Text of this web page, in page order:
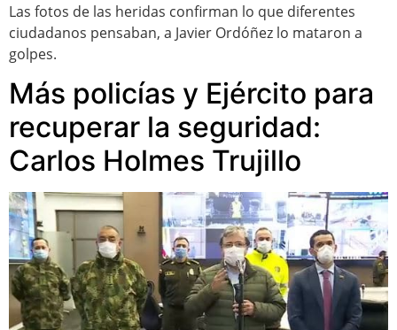
Las fotos de las heridas confirman lo que diferentes
ciudadanos pensaban, a Javier Ordóñez lo mataron a
golpes.
Más policías y Ejército para
recuperar la seguridad:
Carlos Holmes Trujillo